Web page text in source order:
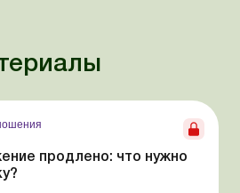
продлено: что нужно